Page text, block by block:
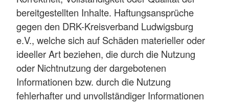
bereitgestellten Inhalte. Haftungsansprüche
gegen den DRK-Kreisverband Ludwigsburg
e.V., welche sich auf Schäden materieller oder
ideeller Art beziehen, die durch die Nutzung
oder Nichtnutzung der dargebotenen
Informationen bzw. durch die Nutzung
fehlerhafter und unvollständiger Informationen